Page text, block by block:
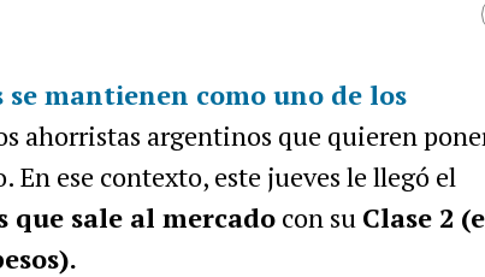
se mantienen como uno de los
ahorristas argentinos que quieren
En ese contexto, este jueves le llegó el
que sale al mercadocon su Clase 2